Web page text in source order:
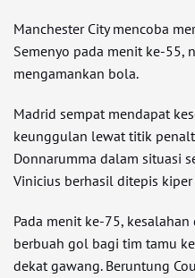
Manchester City mencoba
Semenyo pada menit ke-55,
mengamankan bola.
Madrid sempat mendapat
keunggulan lewat titik
Donnarumma dalam situasi
Vinicius berhasil ditepis kiper
Pada menit ke-75,
berbuah gol bagi tim tamu
dekat gawang. Beruntung